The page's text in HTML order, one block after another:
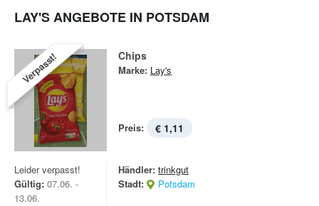
LAY'S ANGEBOTE IN POTSDAM
Verpasst! Chips
Marke: Lay's
Preis: € 1,11
Leider verpasst!
Gültig: 07.06. -
13.06.
Händler: trinkgut
Stadt:
Potsdam